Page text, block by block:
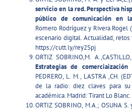
servicio en la red. Perspectiva
público de comunicación en
Romero Rodríguez y Rivera
escenario digital. Actualidad, retos
https://cutt.ly/rey2Spj
ORTIZ SOBRINO,M.
Estrategias de
PEDRERO, L. M., LASTRA ,CH.
de la radio: diez claves para
académica. Madrid: Tirant Lo Blanc.
ORTIZ SOBRINO, M.A.; OSUNA